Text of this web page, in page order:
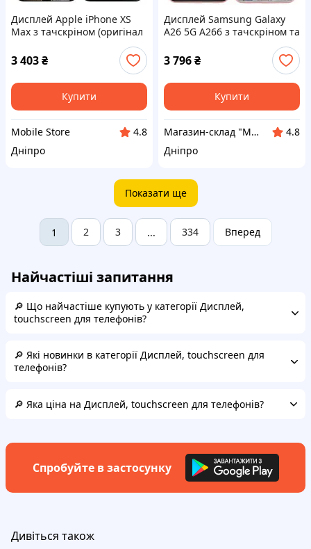
Дисплей Apple iPhone XS
Max з тачскріном (оригінал
3 403₴
Купити
Mobile Store
4.8
Дніпро
Дисплей Samsung Galaxy
A26 5G A266 з тачскріном та
рамкою (рожевою оригінал
100% Service Pack)
3 796₴
Купити
Магазин-склад "Mobile 112" - запчастини для телефонів та планшетів. Доставка по Україні
4.8
Дніпро
Показати ще
1 2 3 ... 334 Вперед
Найчастіші запитання
🔎 Що найчастіше купують у категорії Дисплей,
touchscreen для телефонів?
🔎 Які новинки в категорії Дисплей, touchscreen для
телефонів?
🔎 Яка ціна на Дисплей, touchscreen для телефонів?
Спробуйте в застосунку
Дивіться також